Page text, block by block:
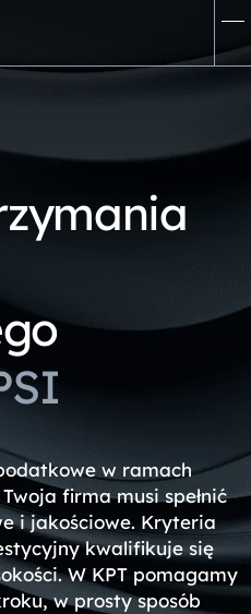
zymania
go
SI
w ramach
firma musi spełnić
i jakościowe. Kryteria
kwalifikuje się
W KPT pomagamy
w prosty sposób